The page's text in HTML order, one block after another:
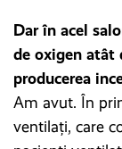
Dar în acel
de oxigen atât
producerea
Am avut. În
ventilați, care